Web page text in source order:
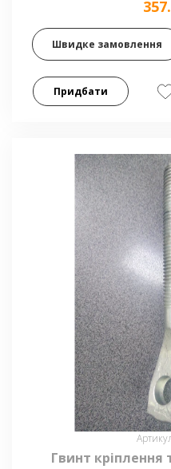
Швидке замовлення
Придбати
Гвинт кріплення